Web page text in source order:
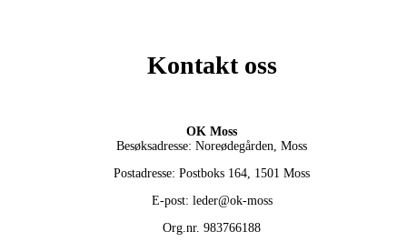
Kontakt oss
OK Moss
Besøksadresse: Noreødegården, Moss
Postadresse: Postboks 164, 1501 Moss
E-post: leder@ok-moss
Org.nr. 983766188